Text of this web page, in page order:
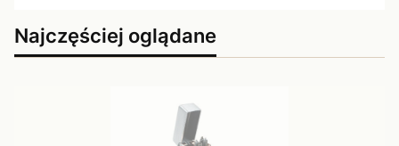
Najczęściej oglądane